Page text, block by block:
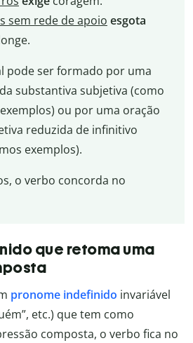
sem rede de apoio esgota
pode ser formado por uma
substantiva subjetiva (como
ou por uma oração
reduzida de infinitivo
exemplos).
o verbo concorda no
que retoma uma
pronome indefinido invariável
etc.) que tem como
composta, o verbo fica no